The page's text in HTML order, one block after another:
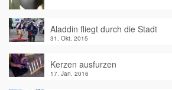
Aladdin fliegt durch die Stadt
31. Okt. 2015
Kerzen ausfurzen
17. Jan. 2016